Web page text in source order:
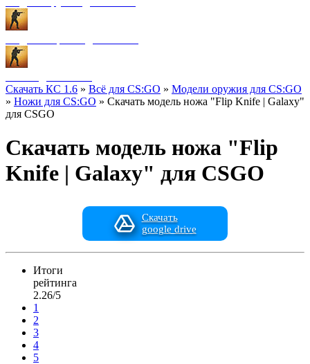
Скачать КС 1.6 » Всё для CS:GO » Модели оружия для CS:GO
» Ножи для CS:GO » Скачать модель ножа "Flip Knife | Galaxy"
для CSGO
Скачать модель ножа "Flip
Knife | Galaxy" для CSGO
Скачать
google drive
Итоги
рейтинга
2.26/5
1
2
3
4
5